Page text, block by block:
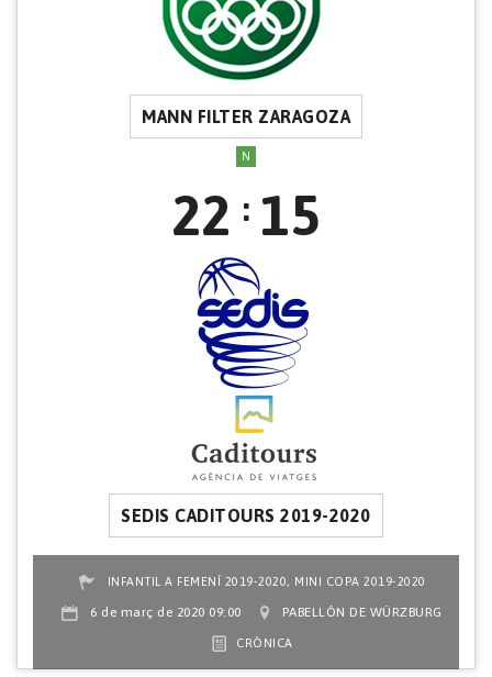
MANN FILTER ZARAGOZA
N
22 : 15
SEDIS CADITOURS 2019-2020
INFANTIL A FEMENÍ 2019-2020, MINI COPA 2019-2020
6 de març de 2020 09:00 PABELLÓN DE WÜRZBURG
CRÒNICA